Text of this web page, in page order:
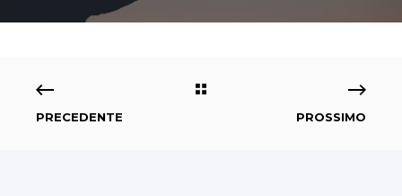
PRECEDENTE PROSSIMO